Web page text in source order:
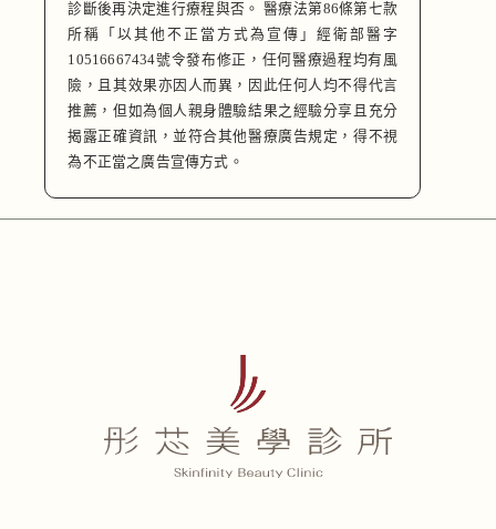
診斷後再決定進行療程與否。 醫療法第86條第七款
所稱「以其他不正當方式為宣傳」經衛部醫字
10516667434號令發布修正，任何醫療過程均有風
險，且其效果亦因人而異，因此任何人均不得代言
推薦，但如為個人親身體驗結果之經驗分享且充分
揭露正確資訊，並符合其他醫療廣告規定，得不視
為不正當之廣告宣傳方式。